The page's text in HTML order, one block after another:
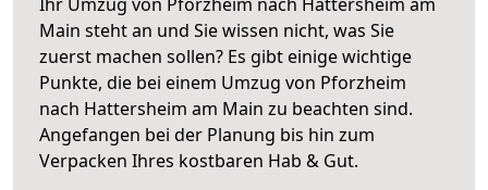
Main steht an und Sie wissen nicht, was Sie
zuerst machen sollen? Es gibt einige wichtige
Punkte, die bei einem Umzug von Pforzheim
nach Hattersheim am Main zu beachten sind.
Angefangen bei der Planung bis hin zum
Verpacken Ihres kostbaren Hab & Gut.